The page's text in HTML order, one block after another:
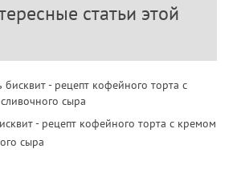
статьи этой
- рецепт кофейного торта с кремом
сыра